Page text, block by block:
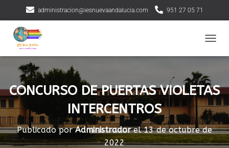
administracion@iesnuevaandalucia.com 951 27 05 71
CONCURSO DE PUERTAS VIOLETAS
INTERCENTROS
Publicado porAdministradorel13 de octubre de
2022